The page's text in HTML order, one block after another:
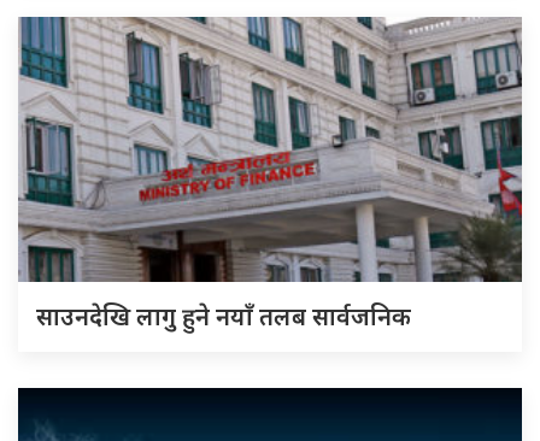
साउनदेखि लागु हुने नयाँ तलब सार्वजनिक